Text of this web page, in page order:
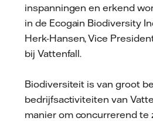
inspanningen en erkend
in de Ecogain Biodiversity
Herk-Hansen, Vice
bij Vattenfall.
Biodiversiteit is van groot
bedrijfsactiviteiten van
manier om concurrerend te